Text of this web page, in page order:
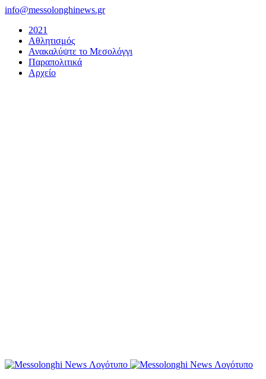
Μετάβαση
περιεχόμενο
info@messolonghinews.gr
2021
Αθλητισμός
Ανακαλύψτε το Μεσολόγγι
Παραπολιτικά
Αρχείο